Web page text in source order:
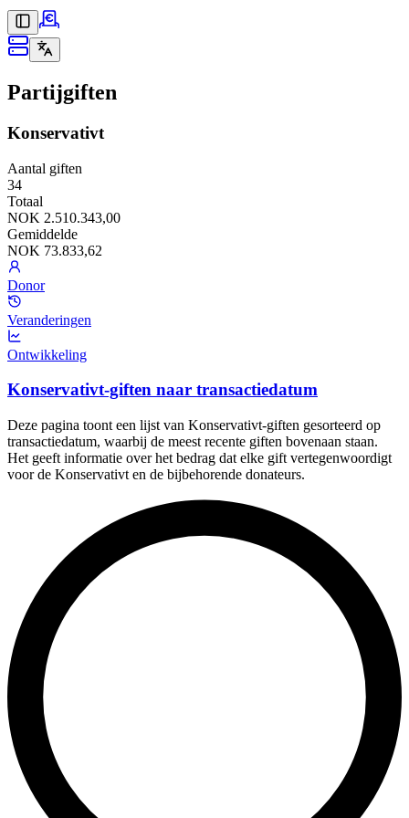
Partijgiften
Konservativt
Aantal giften
34
Totaal
NOK 2.510.343,00
Gemiddelde
NOK 73.833,62
Donor
Veranderingen
Ontwikkeling
Konservativt-giften naar transactiedatum
Deze pagina toont een lijst van Konservativt-giften gesorteerd op
transactiedatum, waarbij de meest recente giften bovenaan staan.
Het geeft informatie over het bedrag dat elke gift vertegenwoordigt
voor de Konservativt en de bijbehorende donateurs.